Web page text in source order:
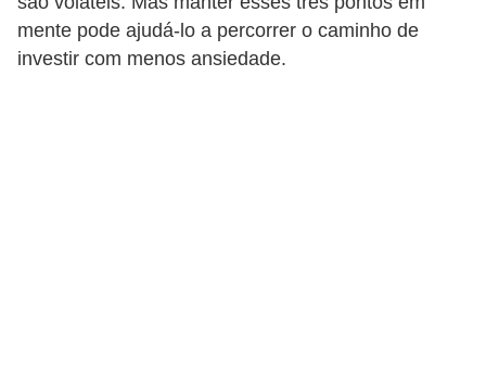
mente pode ajudá-lo a percorrer o caminho de
investir com menos ansiedade.
ç
ã